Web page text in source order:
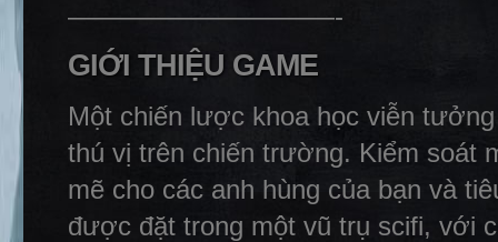
——————————-
GIỚI THIỆU GAME
Một chiến lược khoa học viễn
thú vị trên chiến trường. Kiểm soát
mẽ cho các anh hùng của bạn và
được đặt trong một vũ trụ scifi, với